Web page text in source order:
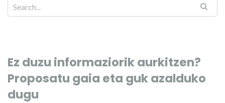
Ez duzu informaziorik aurkitzen?
Proposatu gaia eta guk azalduko
dugu